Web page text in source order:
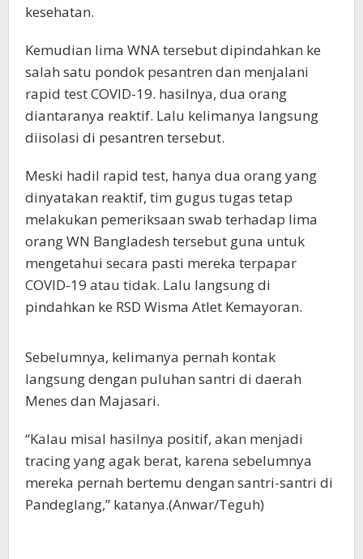
kesehatan.
Kemudian lima WNA tersebut dipindahkan ke
salah satu pondok pesantren dan menjalani
rapid test COVID-19. hasilnya, dua orang
diantaranya reaktif. Lalu kelimanya langsung
diisolasi di pesantren tersebut.
Meski hadil rapid test, hanya dua orang yang
dinyatakan reaktif, tim gugus tugas tetap
melakukan pemeriksaan swab terhadap lima
orang WN Bangladesh tersebut guna untuk
mengetahui secara pasti mereka terpapar
COVID-19 atau tidak. Lalu langsung di
pindahkan ke RSD Wisma Atlet Kemayoran.
Sebelumnya, kelimanya pernah kontak
langsung dengan puluhan santri di daerah
Menes dan Majasari.
“Kalau misal hasilnya positif, akan menjadi
tracing yang agak berat, karena sebelumnya
mereka pernah bertemu dengan santri-santri di
Pandeglang,” katanya.(Anwar/Teguh)